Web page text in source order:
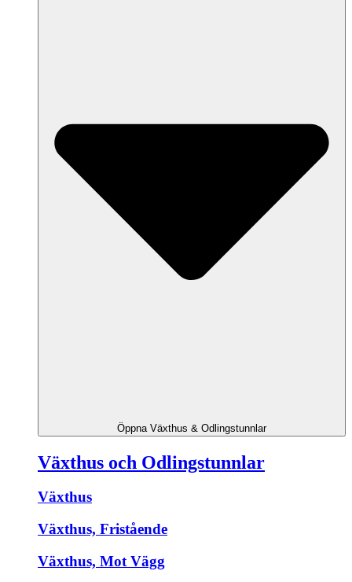
Öppna Växthus & Odlingstunnlar
Växthus och Odlingstunnlar
Växthus
Växthus, Fristående
Växthus, Mot Vägg